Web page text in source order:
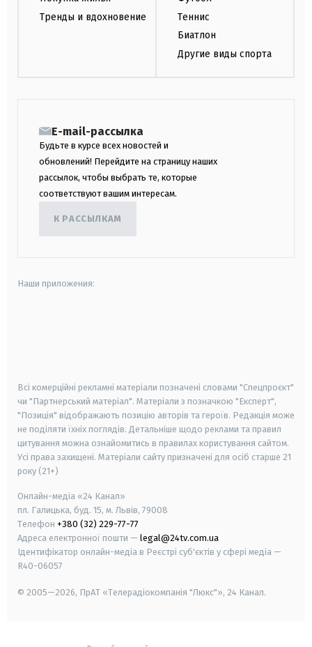
Тренды и вдохновение
Теннис
Биатлон
Другие виды спорта
E-mail-рассылка
Будьте в курсе всех новостей и
обновлений! Перейдите на страницу наших
рассылок, чтобы выбрать те, которые
соответствуют вашим интересам.
К РАССЫЛКАМ
Наши приложения:
Всі комерційні рекламні матеріали позначені словами "Спецпроєкт"
чи "Партнерський матеріал". Матеріали з позначкою "Експерт",
"Позиція" відображають позицію авторів та героїв. Редакція може
не поділяти їхніх поглядів. Детальніше щодо реклами та правил
цитування можна ознайомитись в правилах користування сайтом.
Усі права захищені. Матеріали сайту призначені для осіб старше 21
року (21+)
Онлайн-медіа «24 Канал»
пл. Галицька, буд. 15, м. Львів, 79008
Телефон +380 (32) 229-77-77
Адреса електронної пошти — legal@24tv.com.ua
Ідентифікатор онлайн-медіа в Реєстрі суб'єктів у сфері медіа —
R40-06057
© 2005—2026, ПрАТ «Телерадіокомпанія "Люкс"», 24 Канал.